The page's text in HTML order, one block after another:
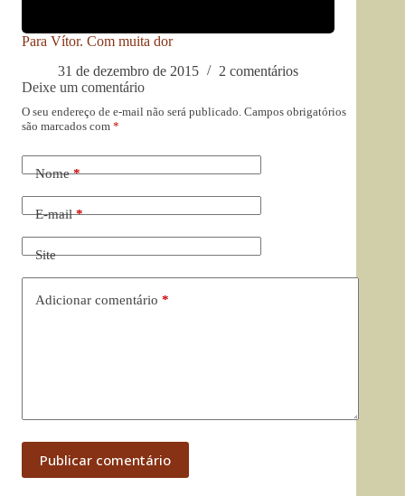
Para Vítor. Com muita dor
31 de dezembro de 2015
2 comentários
Deixe um comentário
O seu endereço de e-mail não será publicado. Campos obrigatórios
são marcados com *
Nome*
E-mail*
Site
Adicionar comentário *
Publicar comentário